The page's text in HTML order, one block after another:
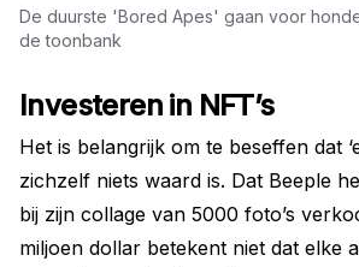
De duurste 'Bored Apes' gaan voor
de toonbank
Investeren in NFT’s
Het is belangrijk om te beseffen dat
zichzelf niets waard is. Dat Beeple
bij zijn collage van 5000 foto’s
miljoen dollar betekent niet dat elke